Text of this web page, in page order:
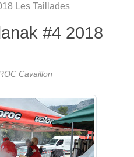
Les Taillades
#4 2018
Cavaillon